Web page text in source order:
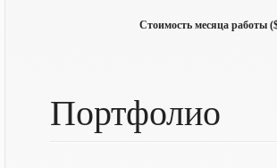
Стоимость месяца работы
Портфолио